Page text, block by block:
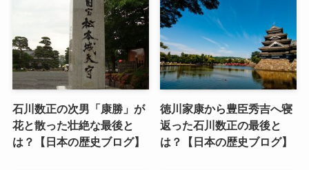
石川数正の次男「康勝」が
花と散った壮絶な最後と
は？【日本の歴史ブログ】
徳川家康から豊臣秀吉へ寝
返った石川数正の最後と
は？【日本の歴史ブログ】